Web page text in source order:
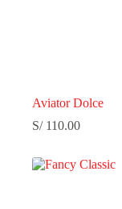
Aviator Dolce
S/110.00